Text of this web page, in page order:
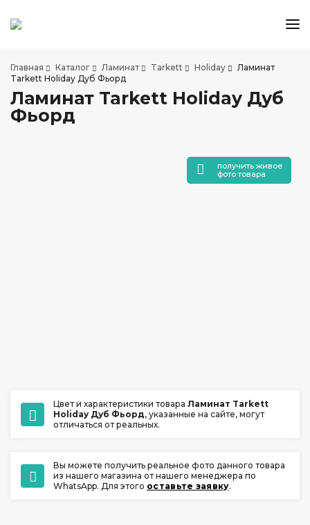
АКЦИИ И СКИДКИ
О КОМПАНИИ
НАШИ МАГАЗИНЫ
Главная Каталог Ламинат Tarkett Holiday
Ламинат
Tarkett Holiday Дуб Фьорд
Ламинат Tarkett Holiday Дуб
Фьорд
получить живое
фото товара
Цвет и характеристики товара Ламинат Tarkett
Holiday Дуб Фьорд, указанные на сайте, могут
отличаться от реальных.
Вы можете получить реальное фото данного товара
из нашего магазина от нашего менеджера по
WhatsApp. Для этого оставьте заявку.